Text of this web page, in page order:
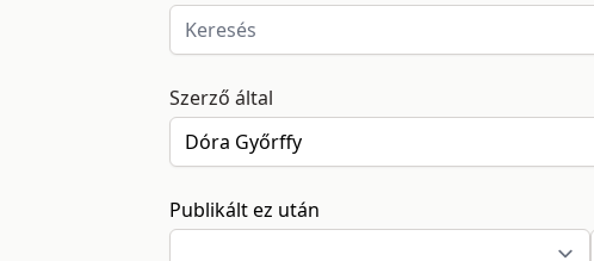
Szerző által
Publikált ez után